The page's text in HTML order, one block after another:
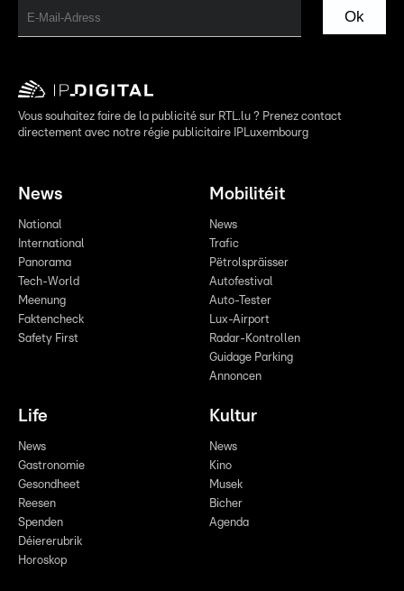
Ok
Vous souhaitez faire de la publicité sur RTL.lu ? Prenez contact
directement avec notre régie publicitaire IPLuxembourg
News
National
International
Panorama
Tech-World
Meenung
Faktencheck
Safety First
Mobilitéit
News
Trafic
Pëtrolspräisser
Autofestival
Auto-Tester
Lux-Airport
Radar-Kontrollen
Guidage Parking
Annoncen
Life
News
Gastronomie
Gesondheet
Reesen
Spenden
Déiererubrik
Horoskop
Kultur
News
Kino
Musek
Bicher
Agenda